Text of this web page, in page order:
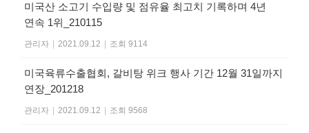
미국산 소고기 수입량 및 점유율 최고치 기록하며 4년
연속 1위_210115
관리자 2021.09.12 조회 9114
미국육류수출협회, 갈비탕 위크 행사 기간 12월 31일까지
연장_201218
관리자 2021.09.12 조회 9568